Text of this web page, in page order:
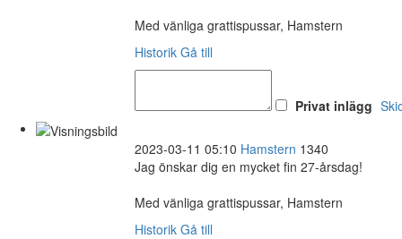
Med vänliga grattispussar, Hamstern
Historik Gå till
Privat inlägg
2023-03-11 05:10 Hamstern 1340
Jag önskar dig en mycket fin 27-årsdag!
Med vänliga grattispussar, Hamstern
Historik Gå till